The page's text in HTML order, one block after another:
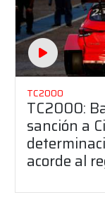
TC2000
TC2000:
sanción a
acorde al